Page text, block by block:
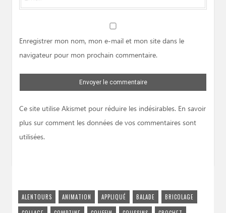
*
Enregistrer mon nom, mon e-mail et mon site dans le
navigateur pour mon prochain commentaire.
Ce site utilise Akismet pour réduire les indésirables. En savoir
plus sur comment les données de vos commentaires sont
utilisées.
ALENTOURS ANIMATION APPLIQUÉ BALADE
BRICOLAGE